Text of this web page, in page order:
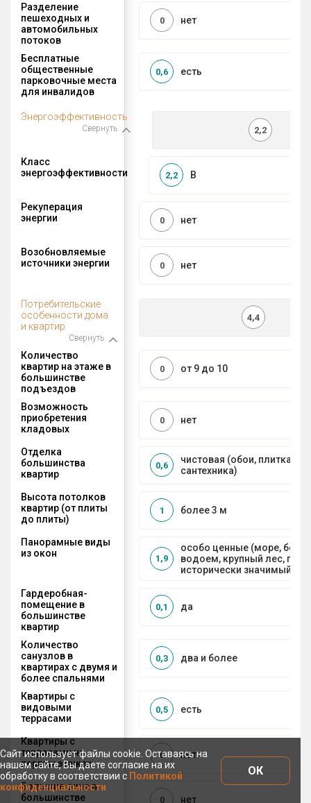
Разделение
пешеходных и
автомобильных
потоков
нет
0
Бесплатные
общественные
парковочные места
для инвалидов
есть
0,6
Энергоэффективность
Свернуть 2,2
Класс
энергоэффективности
B
2,2
Рекуперация
энергии
нет
0
Возобновляемые
источники энергии
нет
0
Потребительские
особенности дома
и квартир
Свернуть
4,4
Количество
квартир на этаже в
большинстве
подъездов
от 9 до 10
0
Возможность
приобретения
кладовых
нет
0
Отделка
большинства
квартир
чистовая (обои, плитка,
сантехника)
0,6
Высота потолков
квартир (от плиты
до плиты)
более 3 м
1
Панорамные виды
из окон
особо ценные (море,
водоем, крупный лес,
исторически значимый
1,9
Гардеробная-
помещение в
большинстве
квартир
да
0,1
Количество
санузлов в
квартирах с двумя и
более спальнями
два и более
0,3
Квартиры с
видовыми
террасами
есть
0,5
Квартиры с
террасами на
первых этажах
нет
0
Большие окна в
большинстве
нет
0
Сайт использует файлы cookie. Оставаясь на
нашем сайте, Вы даете согласие на их
обработку в соответствии с Политикой
конфиденциальности
ОК